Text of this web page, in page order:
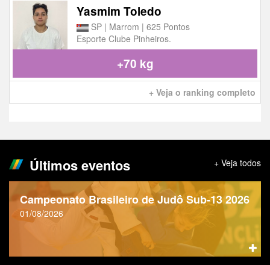
Yasmim Toledo
SP | Marrom | 625 Pontos
Esporte Clube Pinheiros.
+70 kg
+ Veja o ranking completo
Últimos eventos + Veja todos
Campeonato Brasileiro de Judô Sub-13 2026
01/08/2026